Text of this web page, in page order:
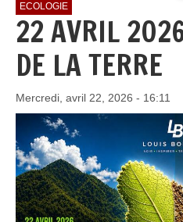
ECOLOGIE
22 AVRIL
DE LA TERRE
Mercredi, avril 22, 2026 - 16:11